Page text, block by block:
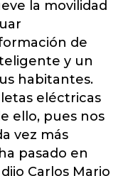
la movilidad
de
y un
habitantes.
eléctricas
ello, pues nos
vez más
pasado en
Carlos Mario